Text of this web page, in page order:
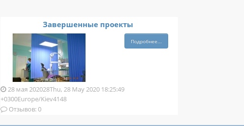
Завершенные проекты
Подробнее...
28 мая 202028Thu, 28 May 2020 18:25:49
+0300Europe/Kiev4148
Отзывов: 0